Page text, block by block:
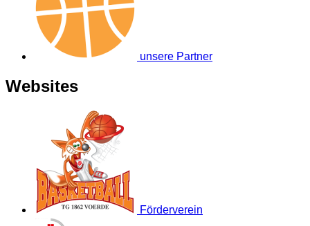
unsere Partner
Websites
Förderverein